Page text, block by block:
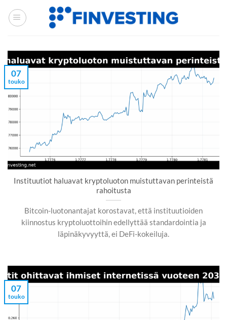
Siirry
sisältöön
Instituutiot haluavat kryptoluoton muistuttavan perinteistä
rahoitusta
Bitcoin-luotonantajat korostavat, että instituutioiden
kiinnostus kryptoluottoihin edellyttää standardointia ja
läpinäkyvyyttä, ei DeFi-kokeiluja.
07
touko
07
touko